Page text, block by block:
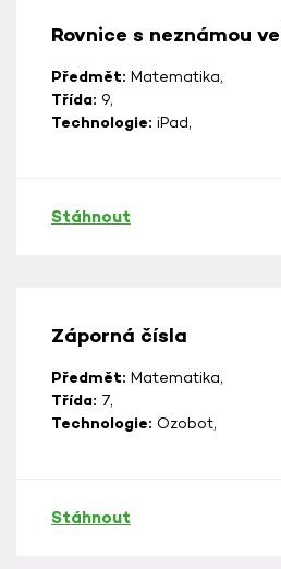
Rovnice s neznámou
Předmět: Matematika,
Třída: 9,
Technologie: iPad,
Stáhnout
Záporná čísla
Předmět: Matematika,
Třída: 7,
Technologie: Ozobot,
Stáhnout